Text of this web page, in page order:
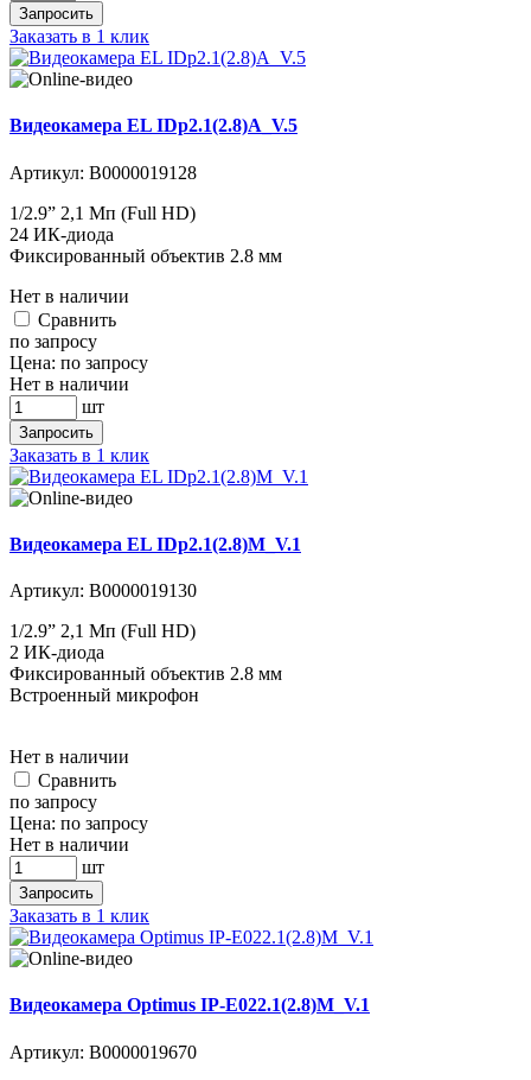
Запросить
Заказать в 1 клик
Видеокамера EL IDp2.1(2.8)A_V.5
Артикул: В0000019128
1/2.9” 2,1 Мп (Full HD)
24 ИК-диода
Фиксированный объектив 2.8 мм
Нет в наличии
Cравнить
по запросу
Цена: по запросу
Нет в наличии
шт
Запросить
Заказать в 1 клик
Видеокамера EL IDp2.1(2.8)M_V.1
Артикул: В0000019130
1/2.9” 2,1 Мп (Full HD)
2 ИК-диода
Фиксированный объектив 2.8 мм
Встроенный микрофон
Нет в наличии
Cравнить
по запросу
Цена: по запросу
Нет в наличии
шт
Запросить
Заказать в 1 клик
Видеокамера Optimus IP-E022.1(2.8)M_V.1
Артикул: В0000019670